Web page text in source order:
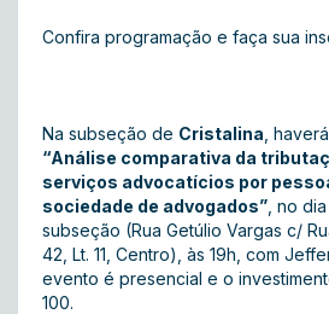
Confira programação e faça sua
Na subseção de Cristalina ,
“Análise comparativa da
serviços advocatícios por
sociedade de advogados” , no
subseção (Rua Getúlio Vargas c/
42, Lt. 11, Centro), às 19h, com
evento é presencial e o
100.